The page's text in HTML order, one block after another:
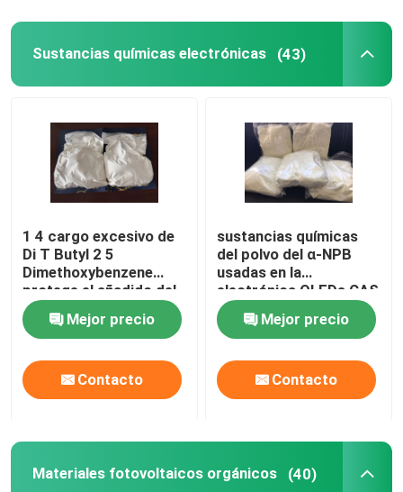
Sustancias químicas electrónicas (43)
1 4 cargo excesivo de
Di T Butyl 2 5
Dimethoxybenzene
protege el añadido del
electrólito
Mejor precio
Contacto
sustancias químicas
del polvo del α-NPB
usadas en la
electrónica OLEDs CAS
123847-85-8
Mejor precio
Contacto
Materiales fotovoltaicos orgánicos (40)